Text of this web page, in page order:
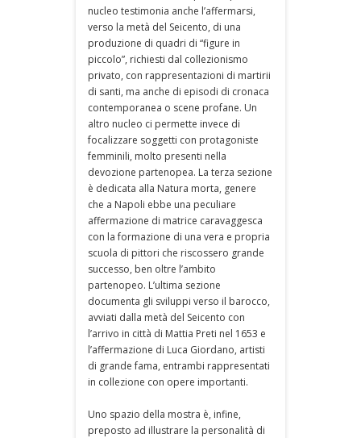
nucleo testimonia anche l’affermarsi,
verso la metà del Seicento, di una
produzione di quadri di “figure in
piccolo”, richiesti dal collezionismo
privato, con rappresentazioni di martirii
di santi, ma anche di episodi di cronaca
contemporanea o scene profane. Un
altro nucleo ci permette invece di
focalizzare soggetti con protagoniste
femminili, molto presenti nella
devozione partenopea. La terza sezione
è dedicata alla Natura morta, genere
che a Napoli ebbe una peculiare
affermazione di matrice caravaggesca
con la formazione di una vera e propria
scuola di pittori che riscossero grande
successo, ben oltre l’ambito
partenopeo. L’ultima sezione
documenta gli sviluppi verso il barocco,
avviati dalla metà del Seicento con
l’arrivo in città di Mattia Preti nel 1653 e
l’affermazione di Luca Giordano, artisti
di grande fama, entrambi rappresentati
in collezione con opere importanti.
Uno spazio della mostra è, infine,
preposto ad illustrare la personalità di